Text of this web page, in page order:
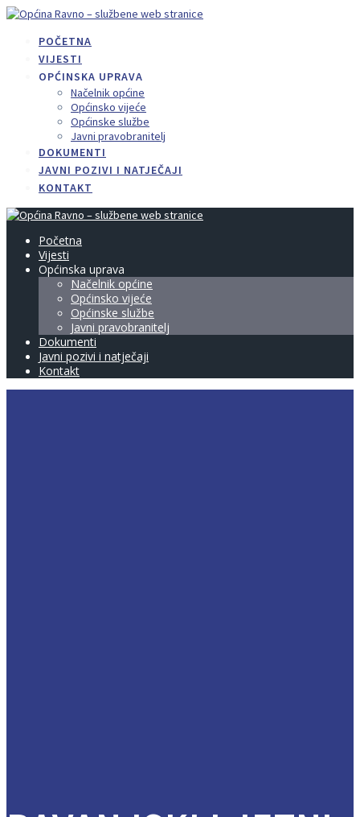
Skip
contentPOČETNA
VIJESTI
OPĆINSKA UPRAVA
Načelnik općine
Općinsko vijeće
Općinske službe
Javni pravobranitelj
DOKUMENTI
JAVNI POZIVI I NATJEČAJI
KONTAKT
Početna
Vijesti
Općinska uprava
Načelnik općine
Općinsko vijeće
Općinske službe
Javni pravobranitelj
Dokumenti
Javni pozivi i natječaji
Kontakt